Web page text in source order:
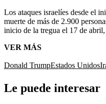
Los ataques israelíes desde el
muerte de más de 2.900
inicio de la tregua el 17 de
VER MÁS
Donald TrumpEstados Unidos
Le puede interesar